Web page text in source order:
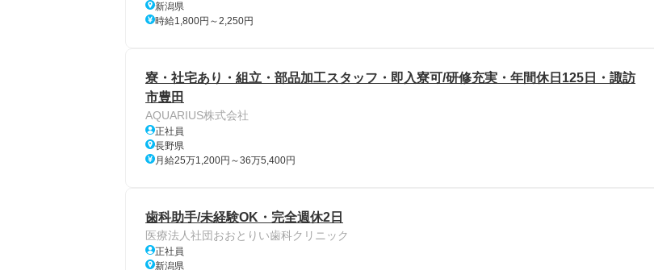
新潟県
時給1,800円～2,250円
寮・社宅あり・組立・部品加工スタッフ・即入寮可/研修充実・年間休日125日・諏訪
市豊田
AQUARIUS株式会社
正社員
長野県
月給25万1,200円～36万5,400円
歯科助手/未経験OK・完全週休2日
医療法人社団おおとりい歯科クリニック
正社員
新潟県